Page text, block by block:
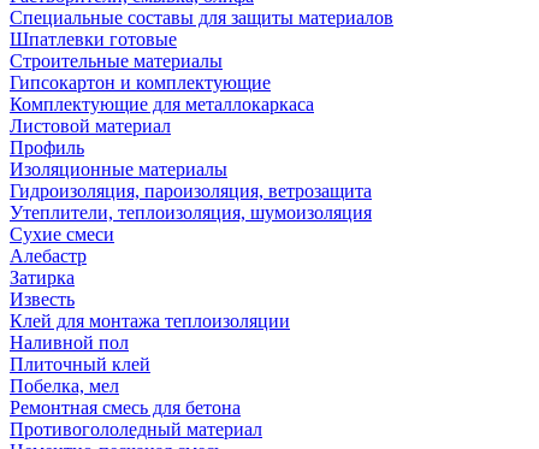
Специальные составы для защиты материалов
Шпатлевки готовые
Строительные материалы
Гипсокартон и комплектующие
Комплектующие для металлокаркаса
Листовой материал
Профиль
Изоляционные материалы
Гидроизоляция, пароизоляция, ветрозащита
Утеплители, теплоизоляция, шумоизоляция
Сухие смеси
Алебастр
Затирка
Известь
Клей для монтажа теплоизоляции
Наливной пол
Плиточный клей
Побелка, мел
Ремонтная смесь для бетона
Противогололедный материал